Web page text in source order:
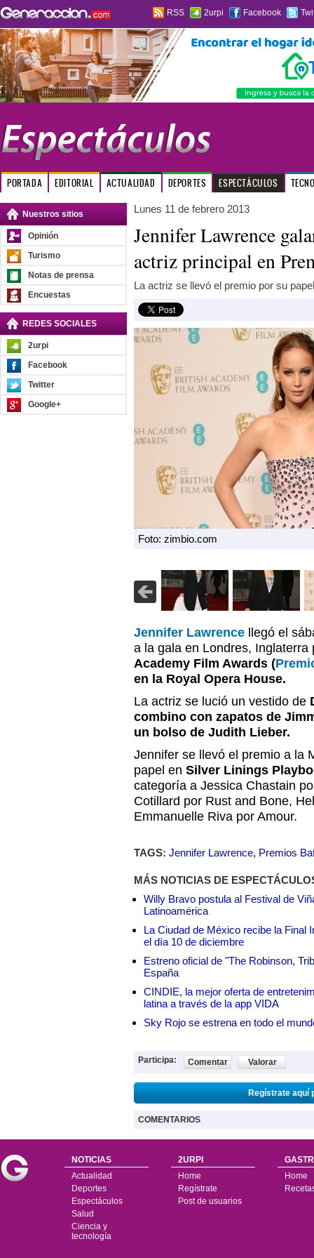
RSS 2urpi Facebook
PORTADA EDITORIAL ACTUALIDAD DEPORTES ESPECTÁCULOS
Nuestros sitios
Opinión
Turismo
Notas de prensa
Encuestas
REDES SOCIALES
2urpi
Facebook
Twitter
Google+
Lunes 11 de febrero 2013
Jennifer Lawrence
actriz principal en
La actriz se llevó el premio por su
Foto: zimbio.com
Jennifer Lawrence llegó el
a la gala en Londres, Inglaterra
Academy Film Awards (
en la Royal Opera House.
La actriz se lució un vestido de
combino con zapatos de
un bolso de Judith Lieber.
Jennifer se llevó el premio a la
papel en Silver Linings
categoría a Jessica Chastain
Cotillard por Rust and Bone,
Emmanuelle Riva por Amour.
TAGS: Jennifer Lawrence, Premios
MÁS NOTICIAS DE
Willy Bravo postula al Festival de
Latinoamérica
La Ciudad de México recibe la Final
el día 10 de diciembre
Estreno oficial de "The Robinson,
España
CINDIE, la mejor oferta de
latina a través de la app VIDA
Sky Rojo se estrena en todo el
Participa: Comentar Valorar
Regístrate aquí
COMENTARIOS
NOTICIAS
Actualidad
Deportes
Espectáculos
Salud
Ciencia y
tecnología
2URPI
Home
Regístrate
Post de usuarios
Home